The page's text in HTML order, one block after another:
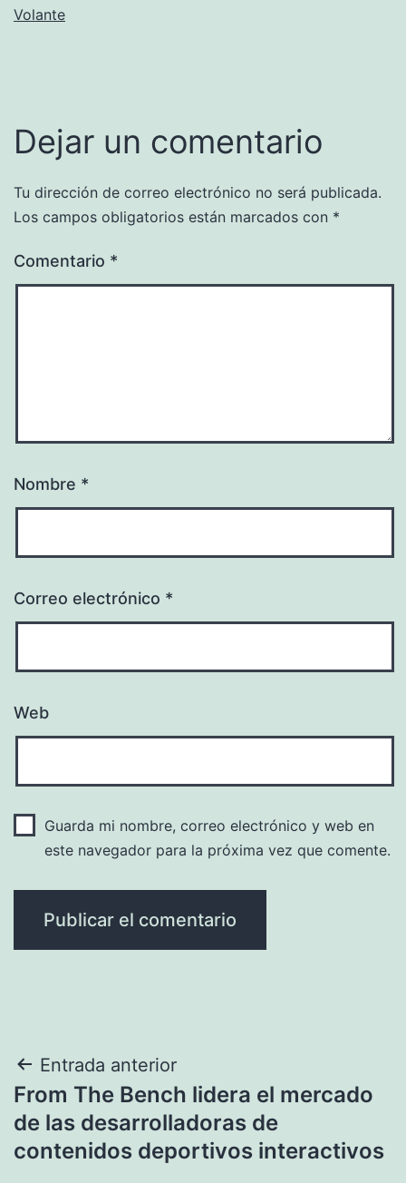
Volante
Dejar un comentario
Tu dirección de correo electrónico no será publicada.
Los campos obligatorios están marcados con *
Comentario *
Nombre *
Correo electrónico *
Web
Guarda mi nombre, correo electrónico y web en
este navegador para la próxima vez que comente.
Navegación
de
entradas
Entrada anterior
From The Bench lidera el mercado
de las desarrolladoras de
contenidos deportivos interactivos